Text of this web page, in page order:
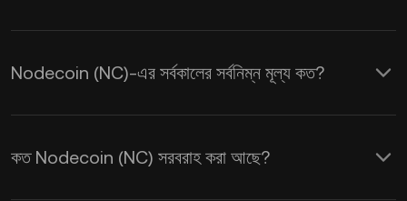
এক্সচেঞ্জ হারগুলি পেতে KuCoin ক্যালকুলেটর ব্যবহার
Nodecoin (NC)-এর সর্বকালের সর্বনিম্ন মূল্য কত?
কত Nodecoin (NC) সরবরাহ করা আছে?